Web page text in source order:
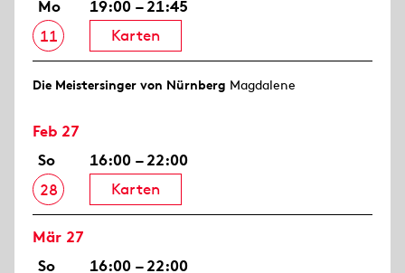
Mo
11
19:00 – 21:45
Karten
Die Meistersinger von Nürnberg Magdalene
Feb 27
So
28
16:00 – 22:00
Karten
Mär 27
So
16:00 – 22:00